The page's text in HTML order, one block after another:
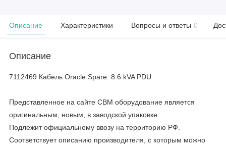
Описание Характеристики Вопросы и ответы 0
Описание
7112469 Кабель Oracle Spare: 8.6 kVA PDU
Представленное на сайте CBM оборудование является
оригинальным, новым, в заводской упаковке.
Подлежит официальному ввозу на территорию РФ.
Соответствует описанию производителя, с которым можно